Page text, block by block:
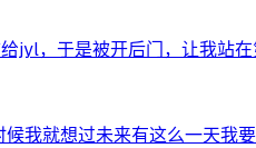
jyl，于是被开后门，让我站在
我就想过未来有这么一天